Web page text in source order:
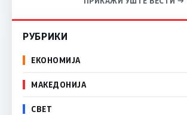
РУБРИКИ
ЕКОНОМИЈА
МАКЕДОНИЈА
СВЕТ